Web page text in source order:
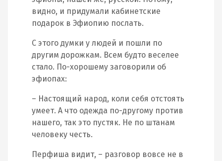
видно, и придумали кабинетские
подарок в Эфиопию послать.
С этого думки у людей и пошли по
другим дорожкам. Всем будто веселее
стало. По-хорошему заговорили об
эфиопах:
– Настоящий народ, коли себя отстоять
умеет. А что одежда по-другому против
нашего, так это пустяк. Не по штанам
человеку честь.
Перфиша видит, – разговор вовсе не в